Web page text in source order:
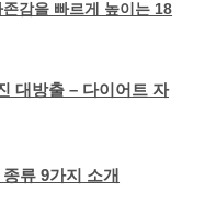
감을 빠르게 높이는 18
대방출 – 다이어트 자
류 9가지 소개